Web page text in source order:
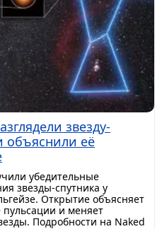
звезду-
объяснили её
убедительные
звезды-спутника у
Открытие объясняет
и меняет
Подробности на Naked